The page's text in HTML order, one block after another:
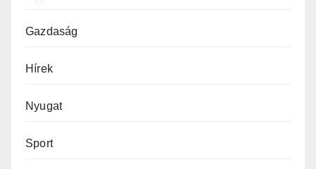
Gazdaság
Hírek
Nyugat
Sport